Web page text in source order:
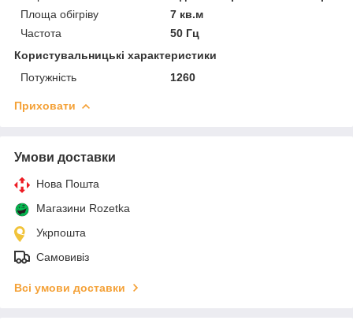
Площа обігріву
7 кв.м
Частота
50 Гц
Користувальницькі характеристики
Потужність
1260
Приховати
Умови доставки
Нова Пошта
Магазини Rozetka
Укрпошта
Самовивіз
Всі умови доставки